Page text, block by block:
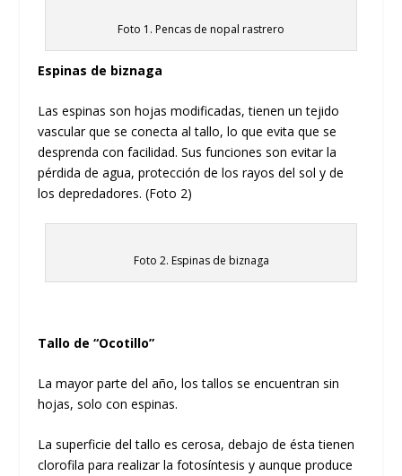
Foto 1. Pencas de nopal rastrero
Espinas de biznaga
Las espinas son hojas modificadas, tienen un tejido
vascular que se conecta al tallo, lo que evita que se
desprenda con facilidad. Sus funciones son evitar la
pérdida de agua, protección de los rayos del sol y de
los depredadores. (Foto 2)
Foto 2. Espinas de biznaga
Tallo de “Ocotillo”
La mayor parte del año, los tallos se encuentran sin
hojas, solo con espinas.
La superficie del tallo es cerosa, debajo de ésta tienen
clorofila para realizar la fotosíntesis y aunque produce